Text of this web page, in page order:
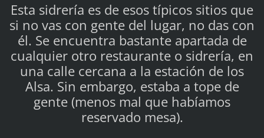
Esta sidrería es de esos típicos sitios que
si no vas con gente del lugar, no das con
él. Se encuentra bastante apartada de
cualquier otro restaurante o sidrería, en
una calle cercana a la estación de los
Alsa. Sin embargo, estaba a tope de
gente (menos mal que habíamos
reservado mesa).